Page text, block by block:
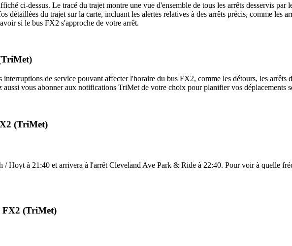
ci-dessus. Le tracé du trajet montre une vue d'ensemble de tous les arrêts desservis
détaillées du trajet sur la carte, incluant les alertes relatives à des arrêts précis, comme les
si le bus FX2 s'approche de votre arrêt.
de service pouvant affecter l'horaire du bus FX2, comme les détours, les arrêts
aussi vous abonner aux notifications TriMet de votre choix pour planifier vos déplacements
(TriMet)
Hoyt à 21:40 et arrivera à l'arrêt Cleveland Ave Park & Ride à 22:40. Pour voir à quelle
FX2 (TriMet)